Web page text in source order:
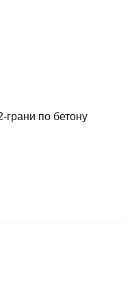
по бетону